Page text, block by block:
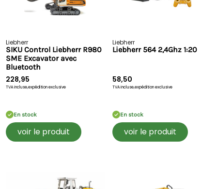
Liebherr
SIKU Control Liebherr R980
SME Excavator avec
Bluetooth
228,95
TVA incluse,expédition exclusive
En stock
voir le produit
Liebherr
Liebherr 564 2,4Ghz 1:20
58,50
TVA incluse,expédition exclusive
En stock
voir le produit